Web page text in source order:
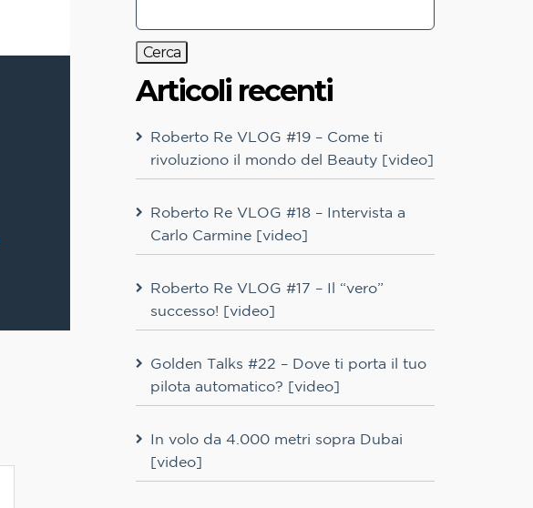
Articoli recenti
Roberto Re VLOG #19 – Come ti
rivoluziono il mondo del Beauty [video]
Roberto Re VLOG #18 – Intervista a
Carlo Carmine [video]
Roberto Re VLOG #17 – Il “vero”
successo! [video]
Golden Talks #22 – Dove ti porta il tuo
pilota automatico? [video]
In volo da 4.000 metri sopra Dubai
[video]